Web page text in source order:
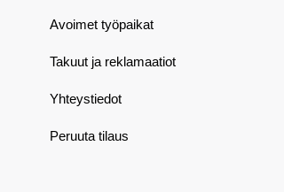
Avoimet työpaikat
Takuut ja reklamaatiot
Yhteystiedot
Peruuta tilaus